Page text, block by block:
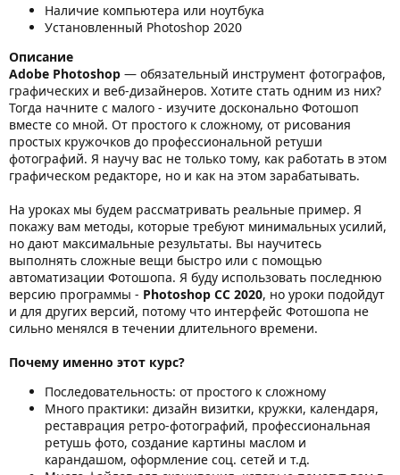
Наличие компьютера или ноутбука
Установленный Photoshop 2020
Описание
Adobe Photoshop — обязательный инструмент фотографов,
графических и веб-дизайнеров. Хотите стать одним из них?
Тогда начните с малого - изучите досконально Фотошоп
вместе со мной. От простого к сложному, от рисования
простых кружочков до профессиональной ретуши
фотографий. Я научу вас не только тому, как работать в этом
графическом редакторе, но и как на этом зарабатывать.
На уроках мы будем рассматривать реальные пример. Я
покажу вам методы, которые требуют минимальных усилий,
но дают максимальные результаты. Вы научитесь
выполнять сложные вещи быстро или с помощью
автоматизации Фотошопа. Я буду использовать последнюю
версию программы - Photoshop CC 2020, но уроки подойдут
и для других версий, потому что интерфейс Фотошопа не
сильно менялся в течении длительного времени.
Почему именно этот курс?
Последовательность: от простого к сложному
Много практики: дизайн визитки, кружки, календаря,
реставрация ретро-фотографий, профессиональная
ретушь фото, создание картины маслом и
карандашом, оформление соц. сетей и т.д.